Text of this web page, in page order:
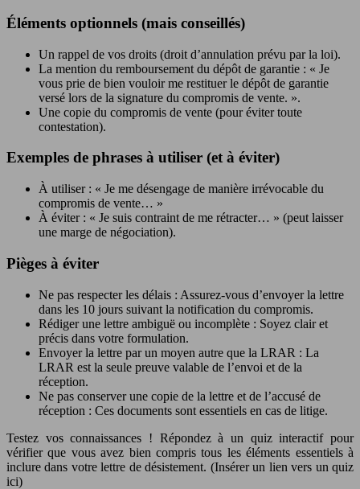
Éléments optionnels (mais conseillés)
Un rappel de vos droits (droit d’annulation prévu par la loi).
La mention du remboursement du dépôt de garantie : « Je
vous prie de bien vouloir me restituer le dépôt de garantie
versé lors de la signature du compromis de vente. ».
Une copie du compromis de vente (pour éviter toute
contestation).
Exemples de phrases à utiliser (et à éviter)
À utiliser : « Je me désengage de manière irrévocable du
compromis de vente… »
À éviter : « Je suis contraint de me rétracter… » (peut laisser
une marge de négociation).
Pièges à éviter
Ne pas respecter les délais : Assurez-vous d’envoyer la lettre
dans les 10 jours suivant la notification du compromis.
Rédiger une lettre ambiguë ou incomplète : Soyez clair et
précis dans votre formulation.
Envoyer la lettre par un moyen autre que la LRAR : La
LRAR est la seule preuve valable de l’envoi et de la
réception.
Ne pas conserver une copie de la lettre et de l’accusé de
réception : Ces documents sont essentiels en cas de litige.
Testez vos connaissances ! Répondez à un quiz interactif pour
vérifier que vous avez bien compris tous les éléments essentiels à
inclure dans votre lettre de désistement. (Insérer un lien vers un quiz
ici)